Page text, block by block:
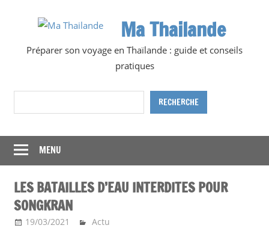
Ma Thailande
Préparer son voyage en Thaïlande : guide et conseils
pratiques
Rechercher
RECHERCHE
MENU
LES BATAILLES D’EAU INTERDITES POUR
SONGKRAN
19/03/2021 Ma Thailande
Actu